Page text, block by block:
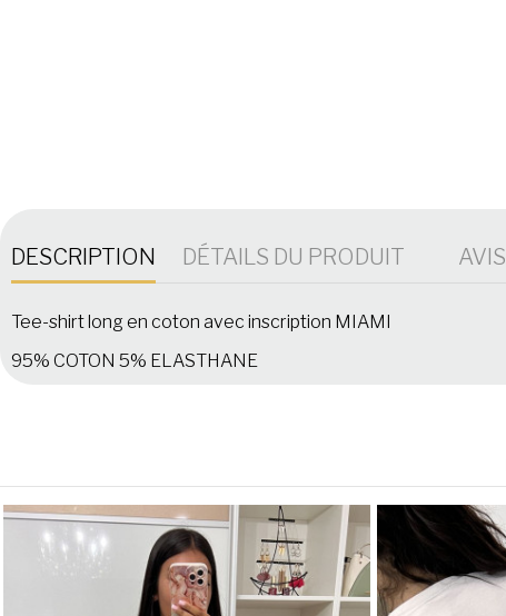
DESCRIPTION DÉTAILS DU PRODUIT AVIS
Tee-shirt long en coton avec inscription MIAMI
95% COTON 5% ELASTHANE